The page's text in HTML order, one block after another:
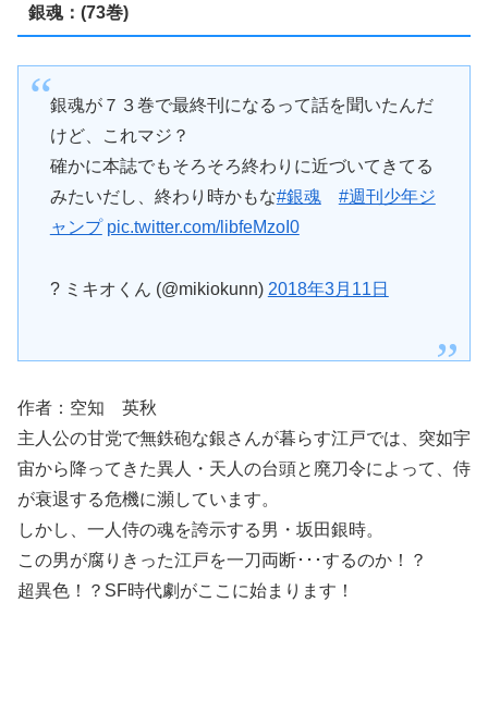
銀魂：(73巻)
銀魂が７３巻で最終刊になるって話を聞いたんだ
けど、これマジ？
確かに本誌でもそろそろ終わりに近づいてきてる
みたいだし、終わり時かもな#銀魂
#週刊少年ジ
ャンプ pic.twitter.com/libfeMzoI0
? ミキオくん (@mikiokunn) 2018年3月11日
作者：空知 英秋
主人公の甘党で無鉄砲な銀さんが暮らす江戸では、突如宇
宙から降ってきた異人・天人の台頭と廃刀令によって、侍
が衰退する危機に瀕しています。
しかし、一人侍の魂を誇示する男・坂田銀時。
この男が腐りきった江戸を一刀両断･･･するのか！？
超異色！？SF時代劇がここに始まります！